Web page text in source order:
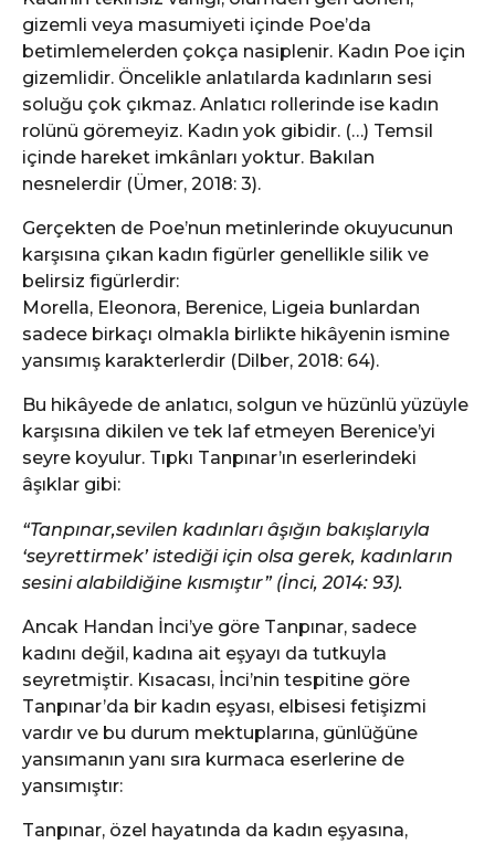
gizemli veya masumiyeti içinde Poe’da
betimlemelerden çokça nasiplenir. Kadın Poe için
gizemlidir. Öncelikle anlatılarda kadınların sesi
soluğu çok çıkmaz. Anlatıcı rollerinde ise kadın
rolünü göremeyiz. Kadın yok gibidir. (…) Temsil
içinde hareket imkânları yoktur. Bakılan
nesnelerdir (Ümer, 2018: 3).
Gerçekten de Poe’nun metinlerinde okuyucunun
karşısına çıkan kadın figürler genellikle silik ve
belirsiz figürlerdir:
Morella, Eleonora, Berenice, Ligeia bunlardan
sadece birkaçı olmakla birlikte hikâyenin ismine
yansımış karakterlerdir (Dilber, 2018: 64).
Bu hikâyede de anlatıcı, solgun ve hüzünlü yüzüyle
karşısına dikilen ve tek laf etmeyen Berenice’yi
seyre koyulur. Tıpkı Tanpınar’ın eserlerindeki
âşıklar gibi:
“Tanpınar,sevilen kadınları âşığın bakışlarıyla
‘seyrettirmek’ istediği için olsa gerek, kadınların
sesini alabildiğine kısmıştır” (İnci, 2014: 93).
Ancak Handan İnci’ye göre Tanpınar, sadece
kadını değil, kadına ait eşyayı da tutkuyla
seyretmiştir. Kısacası, İnci’nin tespitine göre
Tanpınar’da bir kadın eşyası, elbisesi fetişizmi
vardır ve bu durum mektuplarına, günlüğüne
yansımanın yanı sıra kurmaca eserlerine de
yansımıştır:
Tanpınar, özel hayatında da kadın eşyasına,